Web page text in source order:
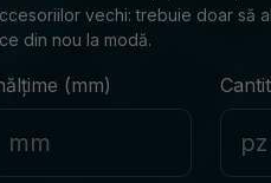
vechi: trebuie doar să
din nou la modă.
(mm)